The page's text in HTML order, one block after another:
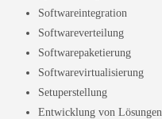
Softwareintegration
Softwareverteilung
Softwarepaketierung
Softwarevirtualisierung
Setuperstellung
Entwicklung von Lösungen